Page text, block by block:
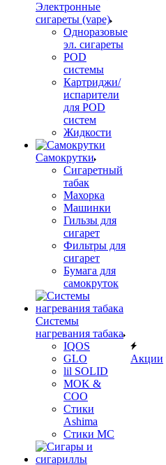
Электронные
сигареты (vape)
Одноразовые
эл. сигареты
POD
системы
Картриджи/
испарители
для POD
систем
Жидкости
Самокрутки
Сигаретный
табак
Махорка
Машинки
Гильзы для
сигарет
Фильтры для
сигарет
Бумага для
самокруток
Системы
нагревания табака
IQOS
GLO
lil SOLID
MOK &
COO
Стики
Ashima
Стики MC
Акции